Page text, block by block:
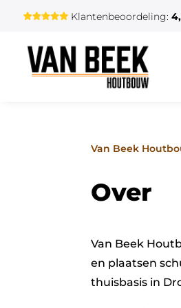
Klantenbeoordeling:
Van Beek
Over
Van Beek
en plaatsen
thuisbasis in